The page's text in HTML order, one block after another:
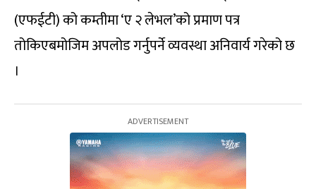
(एफईटी) को कम्तीमा ‘ए २ लेभल’को प्रमाण पत्र
तोकिएबमोजिम अपलोड गर्नुपर्ने व्यवस्था अनिवार्य गरेको छ
।